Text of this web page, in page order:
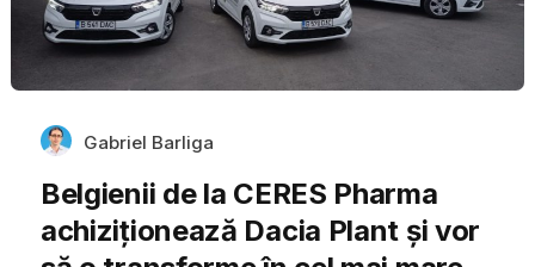
Gabriel Barliga
Belgienii de la CERES Pharma
achiziționează Dacia Plant și vor